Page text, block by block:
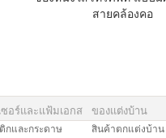
สายคล้องคอ
อร์และแฟ้มเอกสาร
กและกระดาษ
ของแต่งบ้าน
สินค้าตกแต่งบ้าน